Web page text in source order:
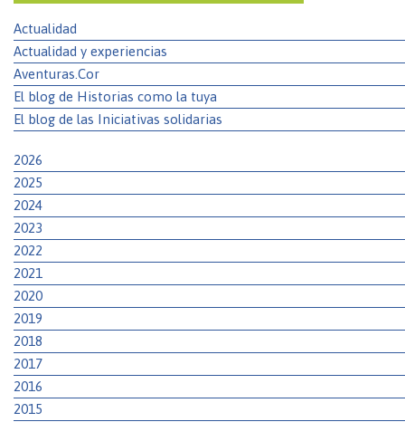
Actualidad
Actualidad y experiencias
Aventuras.Cor
El blog de Historias como la tuya
El blog de las Iniciativas solidarias
2026
2025
2024
2023
2022
2021
2020
2019
2018
2017
2016
2015